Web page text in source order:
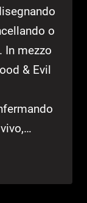
o
In mezzo
& Evil